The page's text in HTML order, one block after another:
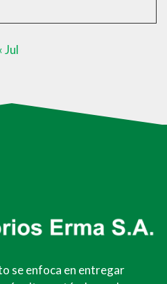
Jul
se enfoca en entregar